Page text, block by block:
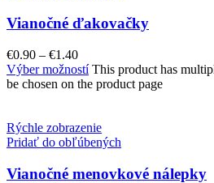
Vianočné ďakovačky
€0.90 – €1.40
Výber možností This product has
be chosen on the product page
Rýchle zobrazenie
Pridať do obľúbených
Vianočné menovkové nálepky